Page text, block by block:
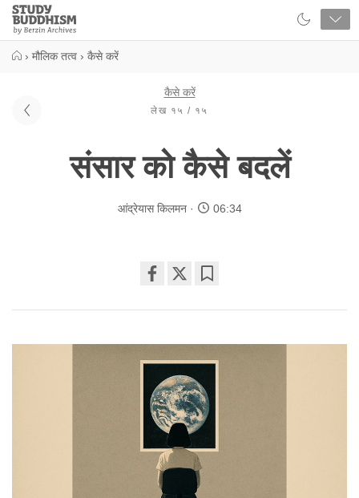
Close
Study
Buddhism
Home
› मौलिक तत्व › कैसे करें
कैसे करें
लेख १५ / १५
संसार को कैसे बदलें
आंद्रेयास किलमन 06:34
on